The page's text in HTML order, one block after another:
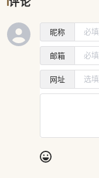
昵称
邮箱
网址